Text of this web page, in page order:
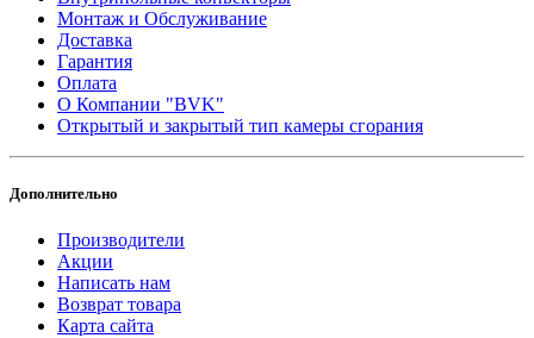
Монтаж и Обслуживание
Доставка
Гарантия
Оплата
О Компании "BVK"
Открытый и закрытый тип камеры сгорания
Дополнительно
Производители
Акции
Написать нам
Возврат товара
Карта сайта